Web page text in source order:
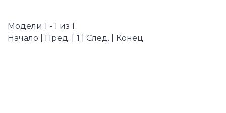
Модели 1 - 1 из 1
Начало | Пред. | 1 | След. | Конец